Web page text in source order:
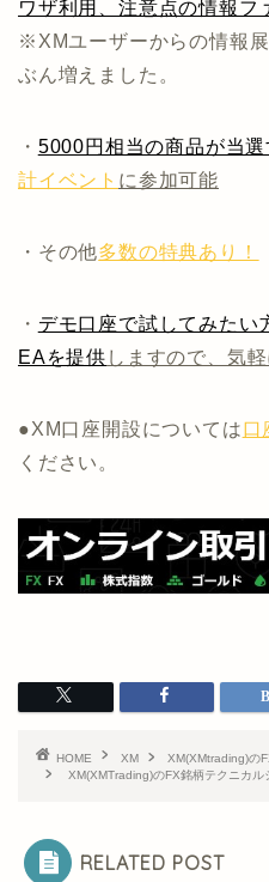
ワザ利用、注意点の情報フ
※XMユーザーからの情報
ぶん増えました。
・ 5000円相当の商品が当選
計イベント に参加可能
・その他多数の特典あり！
・ デモ口座で試してみたい
EAを提供 しますので、気軽
●XM口座開設については口
ください。
HOME XM
XM(XMtrading)の
XM(XMTrading)のFX銘柄テクニカ
RELATED POST